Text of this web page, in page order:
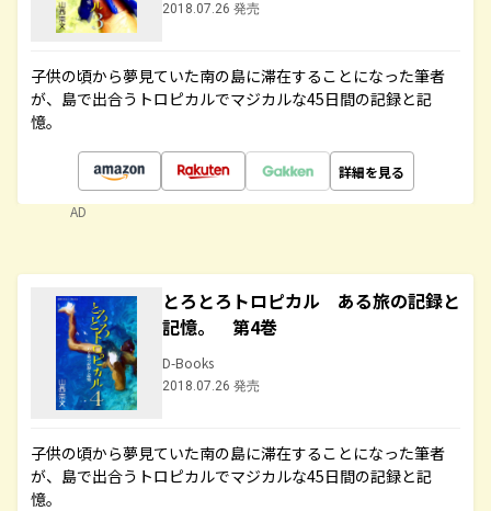
2018.07.26 発売
子供の頃から夢見ていた南の島に滞在することになった筆者
が、島で出合うトロピカルでマジカルな45日間の記録と記
憶。
詳細を見る
AD
とろとろトロピカル ある旅の記録と
記憶。 第4巻
D-Books
2018.07.26 発売
子供の頃から夢見ていた南の島に滞在することになった筆者
が、島で出合うトロピカルでマジカルな45日間の記録と記
憶。